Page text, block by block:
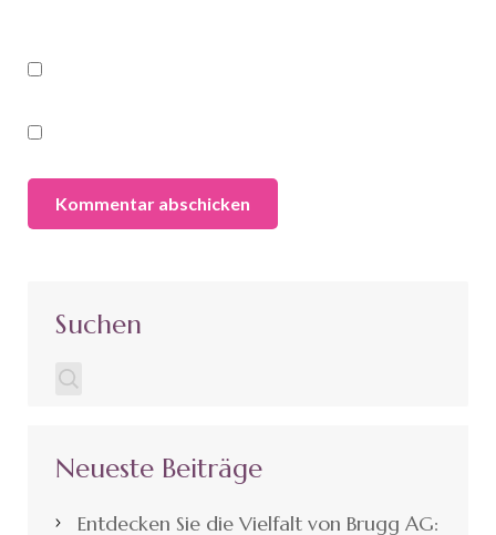
Suchen
Neueste Beiträge
Entdecken Sie die Vielfalt von Brugg AG: